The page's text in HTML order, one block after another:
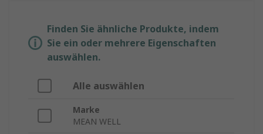
Finden Sie ähnliche Produkte, indem
Sie ein oder mehrere Eigenschaften
auswählen.
Alle auswählen
Marke
MEAN WELL